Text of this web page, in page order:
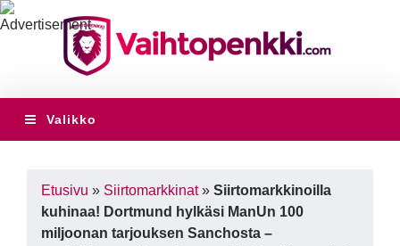
Valikko
Etusivu » Siirtomarkkinat» Siirtomarkkinoilla
kuhinaa! Dortmund hylkäsi ManUn 100
miljoonan tarjouksen Sanchosta –